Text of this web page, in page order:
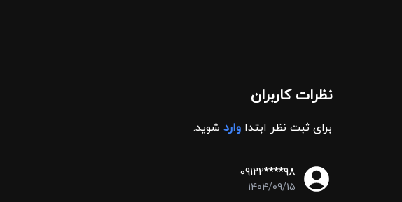
نظرات کاربران
برای ثبت نظر ابتدا وارد شوید.
09122****98
1404/09/15